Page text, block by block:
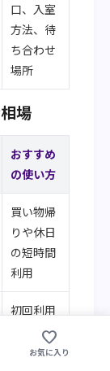
口、入室
方法、待
ち合わせ
場所
場
おすすめ
の使い方
買い物帰
りや休日
の短時間
利用
初回利用
で相性を
確認しや
favorite
お気に入り